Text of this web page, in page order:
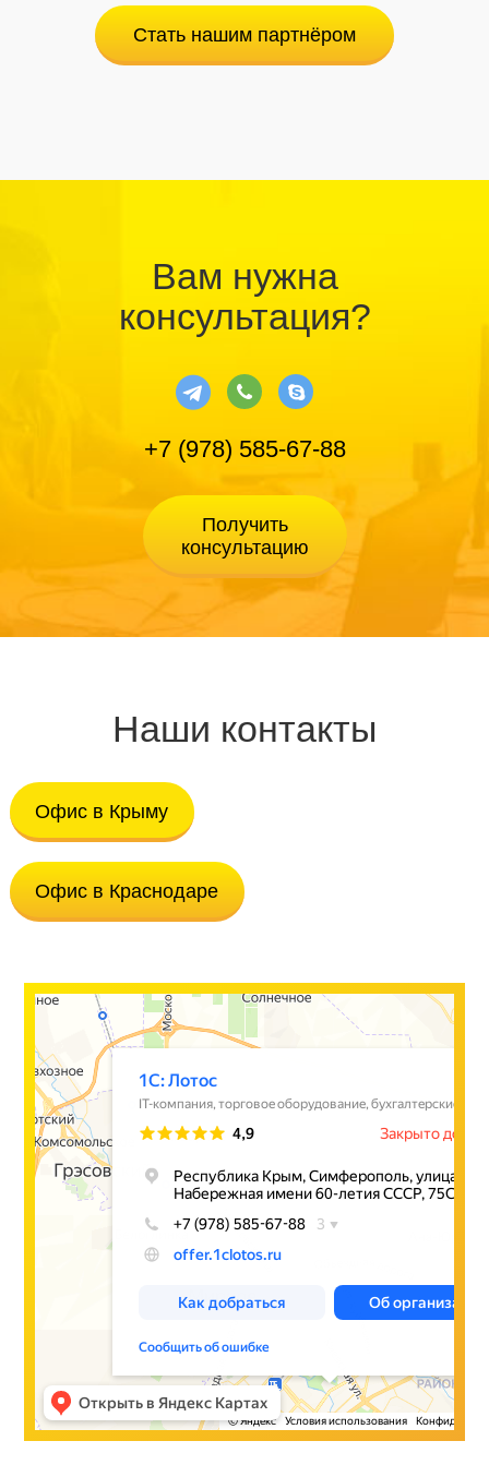
Стать нашим партнёром
Вам нужна
консультация?
+7 (978) 585-67-88
Наши контакты
Офис в Крыму
Офис в Краснодаре